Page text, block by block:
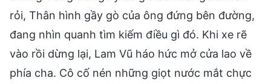
rỏi, Thân hình gầy gò của ông đứng bên đường,
đang nhìn quanh tìm kiếm điều gì đó. Khi xe rẽ
vào rồi dừng lại, Lam Vũ háo hức mở cửa lao về
phía cha. Cô cố nén những giọt nước mắt chực